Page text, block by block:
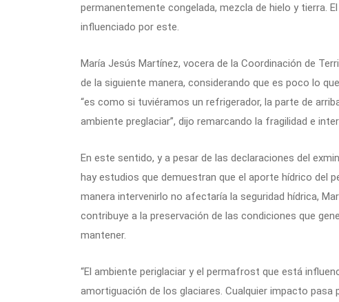
permanentemente congelada, mezcla de hielo y tierra.
influenciado por este.
María Jesús Martínez, vocera de la Coordinación de
de la siguiente manera, considerando que es poco lo
“es como si tuviéramos un refrigerador, la parte de
ambiente preglaciar”, dijo remarcando la fragilidad e
En este sentido, y a pesar de las declaraciones del
hay estudios que demuestran que el aporte hídrico del
manera intervenirlo no afectaría la seguridad hídrica,
contribuye a la preservación de las condiciones que
mantener.
“El ambiente periglaciar y el permafrost que está
amortiguación de los glaciares. Cualquier impacto pasa